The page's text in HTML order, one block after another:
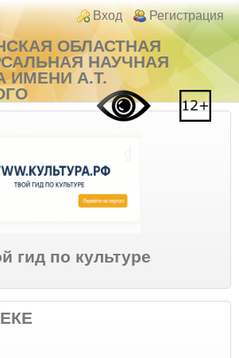
содержанию
Login links
Вход Регистрация
ОБЛАСТНАЯ
НАУЧНАЯ
ИМЕНИ А.Т.
гид по культуре